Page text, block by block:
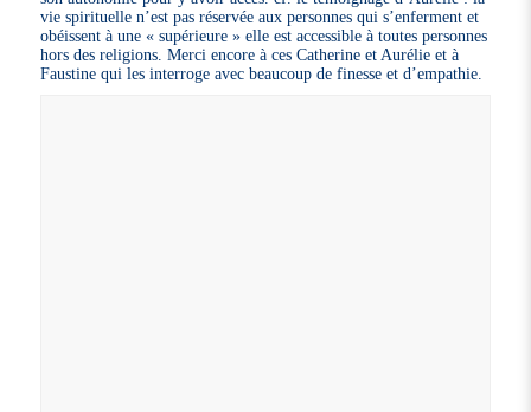
vie spirituelle n’est pas réservée aux personnes qui s’enferment et
obéissent à une « supérieure » elle est accessible à toutes personnes
hors des religions. Merci encore à ces Catherine et Aurélie et à
Faustine qui les interroge avec beaucoup de finesse et d’empathie.